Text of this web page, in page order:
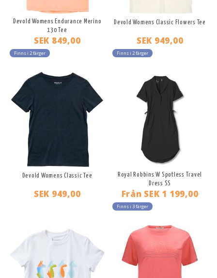
Devold Womens Endurance Merino
130 Tee
SEK 849,00
Finns i 2 färger
Devold Womens Classic Flowers Tee
SEK 949,00
Finns i 2 färger
Devold Womens Classic Tee
SEK 949,00
Royal Robbins W Spotless Travel
Dress SS
Från SEK 1 199,00
Finns i 3 färger